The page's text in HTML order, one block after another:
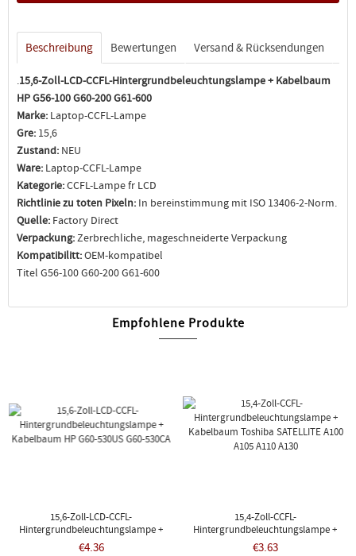
Beschreibung Bewertungen Versand & Rücksendungen
.15,6-Zoll-LCD-CCFL-Hintergrundbeleuchtungslampe + Kabelbaum
HP G56-100 G60-200 G61-600
Marke: Laptop-CCFL-Lampe
Gre: 15,6
Zustand: NEU
Ware: Laptop-CCFL-Lampe
Kategorie:CCFL-Lampe fr LCD
Richtlinie zu toten Pixeln: In bereinstimmung mit ISO 13406-2-Norm.
Quelle: Factory Direct
Verpackung:Zerbrechliche, mageschneiderte Verpackung
Kompatibilitt:OEM-kompatibel
Titel G56-100 G60-200 G61-600
Empfohlene Produkte
15,6-Zoll-LCD-CCFL-
Hintergrundbeleuchtungslampe +
Kabelbaum HP G60-530US G60-530CA
€4.36
15,4-Zoll-CCFL-
Hintergrundbeleuchtungslampe +
Kabelbaum Toshiba SATELLITE A100
€3.63